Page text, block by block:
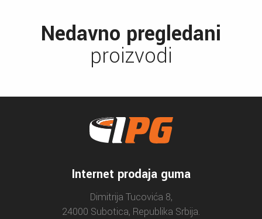
Nedavno pregledani
proizvodi
Internet prodaja guma
Dimitrija Tucovića 8,
24000 Subotica, Republika Srbija.